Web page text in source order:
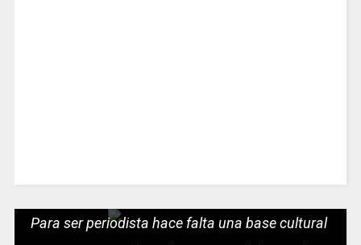
Para ser periodista hace falta una base cultural